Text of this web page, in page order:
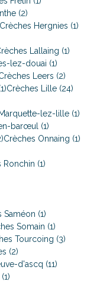
(2)
Crèches Hergnies (1)
Lallaing (1)
lez-douai (1)
Leers (2)
Crèches Lille (24)
lez-lille (1)
barœul (1)
Crèches Onnaing (1)
Ronchin (1)
Saméon (1)
Somain (1)
Tourcoing (3)
(2)
d'ascq (11)